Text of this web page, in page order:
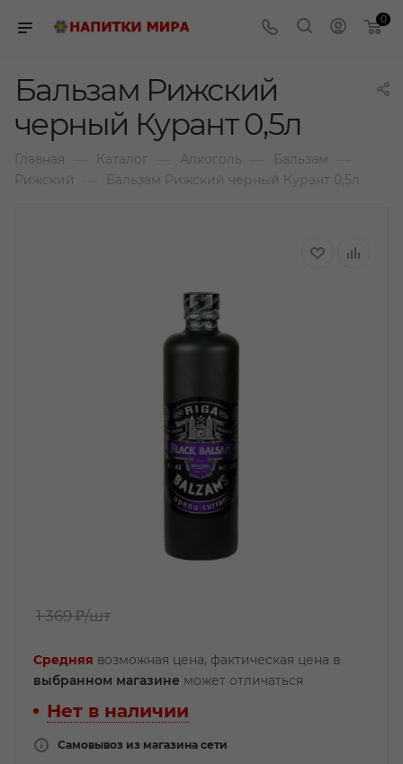
0
Бальзам Рижский
черный Курант 0,5л
Главная Каталог Алкоголь Бальзам
Рижский Бальзам Рижский черный Курант 0,5л
1 369 ₽/шт
Средняя возможная цена, фактическая цена в
выбранном магазине может отличаться
Нет в наличии
Самовывоз из магазина сети